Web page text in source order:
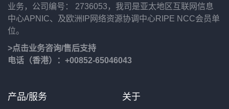
业务，公司编号： 2736053，我司是亚太地区互联网信息
中心APNIC、及欧洲IP网络资源协调中心RIPE NCC会员单
位。
>点击业务咨询/售后支持
电话（香港）：+00852-65046043
产品/服务 关于